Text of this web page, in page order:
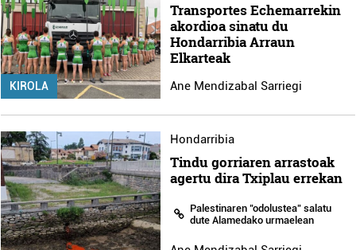
KIROLA
Transportes Echemarrekin
akordioa sinatu du
Hondarribia Arraun
Elkarteak
Ane Mendizabal Sarriegi
Hondarribia
Tindu gorriaren arrastoak
agertu dira Txiplau errekan
Palestinaren "odolustea" salatu
dute Alamedako urmaelean